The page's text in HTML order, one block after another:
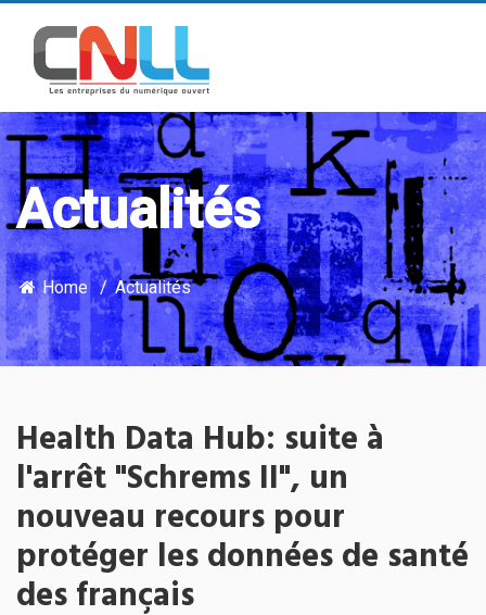
Actualités
Home Actualités
Health Data Hub: suite à
l'arrêt "Schrems II", un
nouveau recours pour
protéger les données de santé
des français